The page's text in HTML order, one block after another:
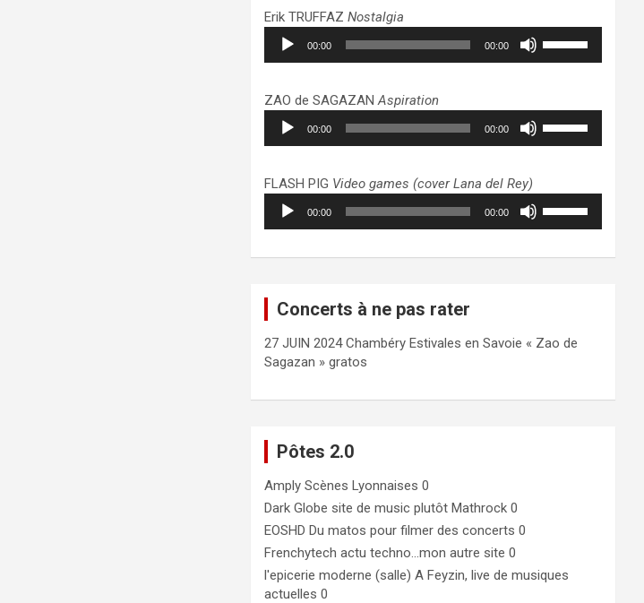
pour
augmenter
ou
volume.
Erik TRUFFAZNostalgia
Lecteur
audio
00:00 00:00
pour
augmenter
ou
volume.
ZAO de SAGAZANAspiration
Lecteur
audio
00:00 00:00
pour
augmenter
ou
FLASH PIG Video games (cover Lana del Rey)
Lecteur
audio
00:00 00:00
haut/bas
le
Concerts à ne pas rater
27 JUIN 2024 Chambéry Estivales en Savoie « Zao de
Sagazan » gratos
Pôtes 2.0
Amply Scènes Lyonnaises 0
Dark Globe site de music plutôt Mathrock 0
EOSHD Du matos pour filmer des concerts 0
Frenchytech actu techno…mon autre site 0
l'epicerie moderne (salle) A Feyzin, live de musiques
actuelles 0